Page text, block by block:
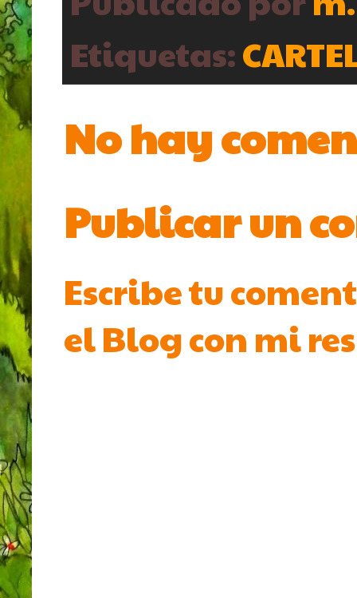
Etiquetas:
No hay
Publicar un
Escribe tu
el Blog con mi